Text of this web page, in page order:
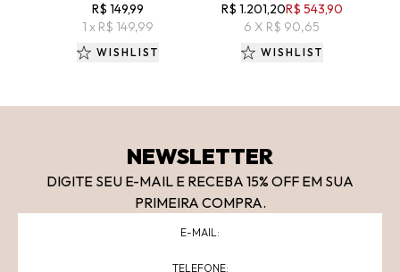
R$ 149,99
1 x R$ 149,99
WISHLIST
R$ 1.201,20R$ 543,90
6 X R$ 90,65
WISHLIST
NEWSLETTER
DIGITE SEU E-MAIL E RECEBA 15% OFF EM SUA
PRIMEIRA COMPRA.